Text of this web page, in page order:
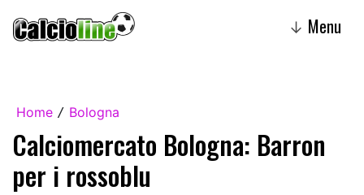
↓ Menu
Home / Bologna
Calciomercato Bologna: Barron
per i rossoblu